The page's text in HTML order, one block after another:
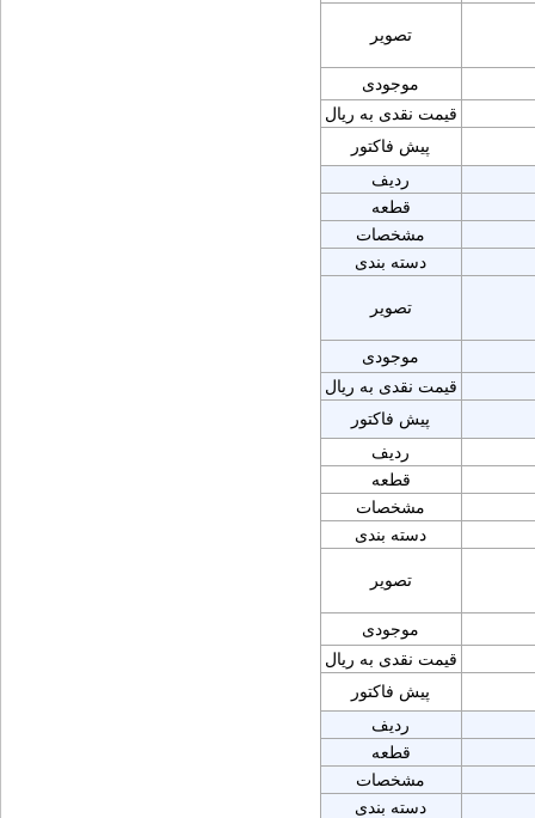
تصویر
موجودی
قیمت نقدی به ریال
پیش فاکتور
ردیف
قطعه
مشخصات
دسته بندی
تصویر
موجودی
قیمت نقدی به ریال
پیش فاکتور
ردیف
قطعه
مشخصات
دسته بندی
تصویر
موجودی
قیمت نقدی به ریال
پیش فاکتور
ردیف
قطعه
مشخصات
دسته بندی